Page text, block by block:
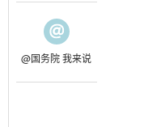
@国务院 我来说